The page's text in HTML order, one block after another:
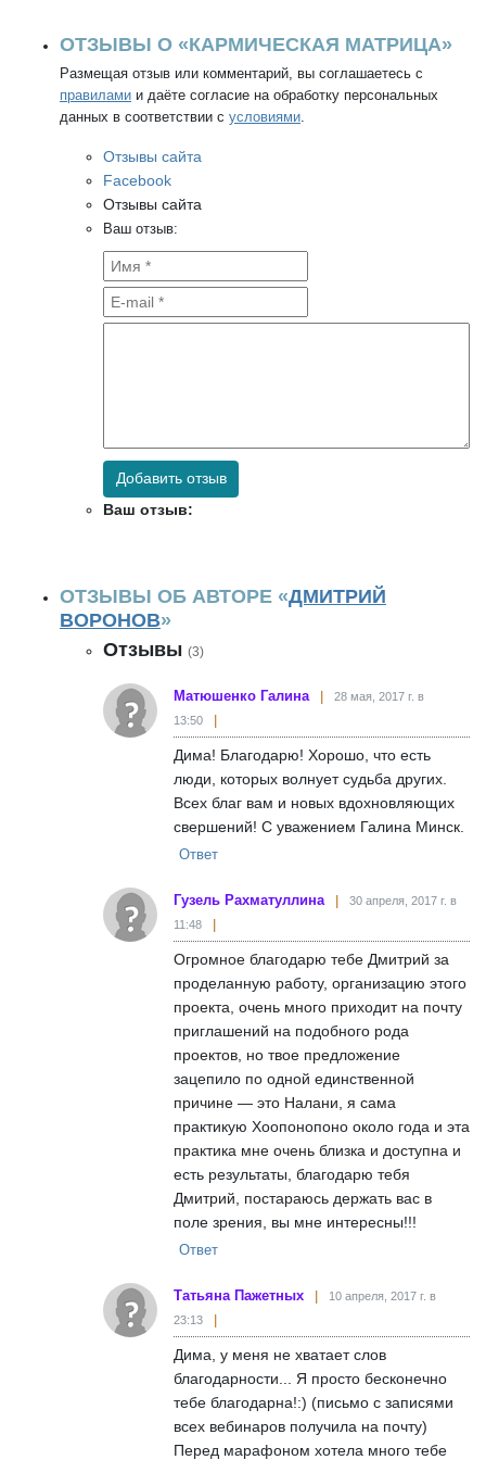
ОТЗЫВЫ О «КАРМИЧЕСКАЯ МАТРИЦА»
Размещая отзыв или комментарий, вы соглашаетесь с
правилами и даёте согласие на обработку персональных
данных в соответствии с условиями.
Отзывы сайта
Facebook
Отзывы сайта
Ваш отзыв:
Добавить отзыв
Ваш отзыв:
ОТЗЫВЫ ОБ АВТОРЕ «ДМИТРИЙ
ВОРОНОВ»
Отзывы (3)
Матюшенко Галина
28 мая, 2017 г. в
13:50
Дима! Благодарю! Хорошо, что есть
люди, которых волнует судьба других.
Всех благ вам и новых вдохновляющих
свершений! С уважением Галина Минск.
Ответ
Гузель Рахматуллина
30 апреля, 2017 г. в
11:48
Огромное благодарю тебе Дмитрий за
проделанную работу, организацию этого
проекта, очень много приходит на почту
приглашений на подобного рода
проектов, но твое предложение
зацепило по одной единственной
причине — это Налани, я сама
практикую Хоопонопоно около года и эта
практика мне очень близка и доступна и
есть результаты, благодарю тебя
Дмитрий, постараюсь держать вас в
поле зрения, вы мне интересны!!!
Ответ
Татьяна Пажетных
10 апреля, 2017 г. в
23:13
Дима, у меня не хватает слов
благодарности... Я просто бесконечно
тебе благодарна!:) (письмо с записями
всех вебинаров получила на почту)
Перед марафоном хотела много тебе